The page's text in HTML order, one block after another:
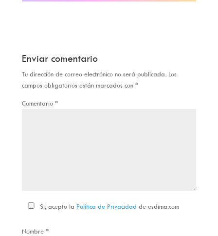
Enviar comentario
Tu dirección de correo electrónico no será publicada. Los
campos obligatorios están marcados con *
Comentario *
Si, acepto la Política de Privacidad de esdima.com
Nombre *